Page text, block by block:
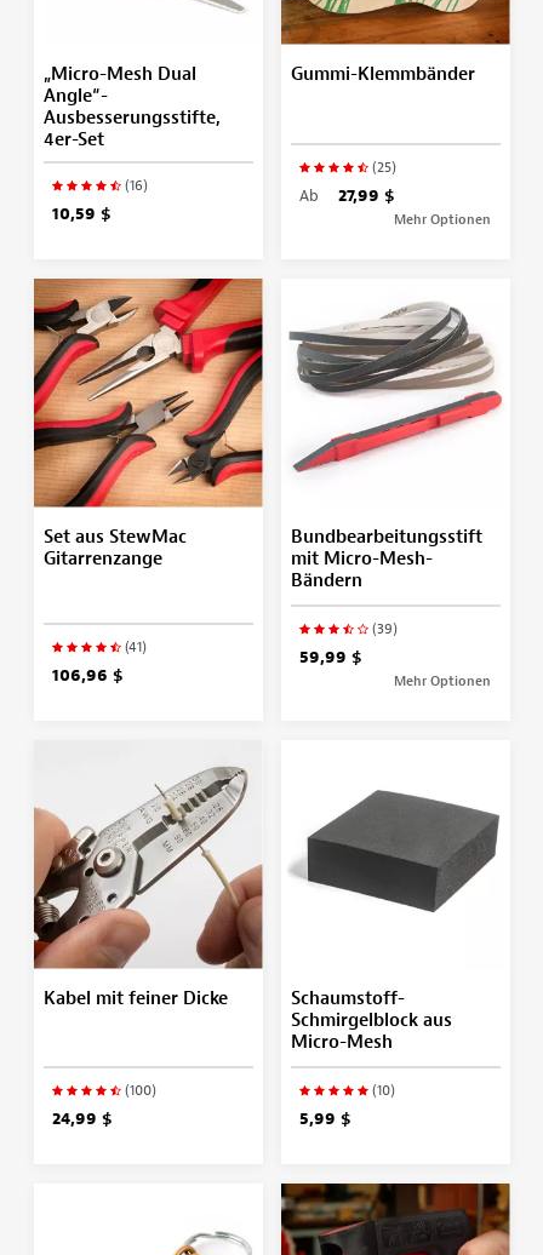
„Micro-Mesh Dual
Angle“-
Ausbesserungsstifte,
4er-Set
(16)
10,59 $
Gummi-Klemmbänder
(25)
Ab 27,99 $
Mehr Optionen
Set aus StewMac
Gitarrenzange
(41)
106,96 $
Bundbearbeitungsstift
mit Micro-Mesh-
Bändern
(39)
59,99 $
Mehr Optionen
Kabel mit feiner Dicke
(100)
24,99 $
Schaumstoff-
Schmirgelblock aus
Micro-Mesh
(10)
5,99 $